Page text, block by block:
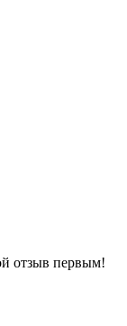
отзыв первым!